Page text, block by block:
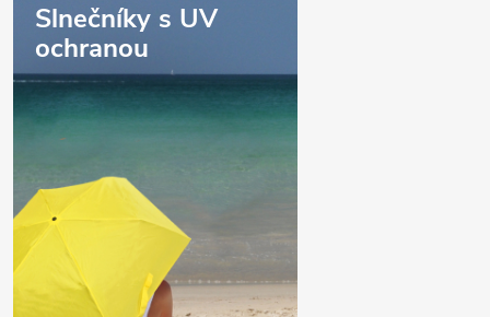
Slnečníky s UV
ochranou